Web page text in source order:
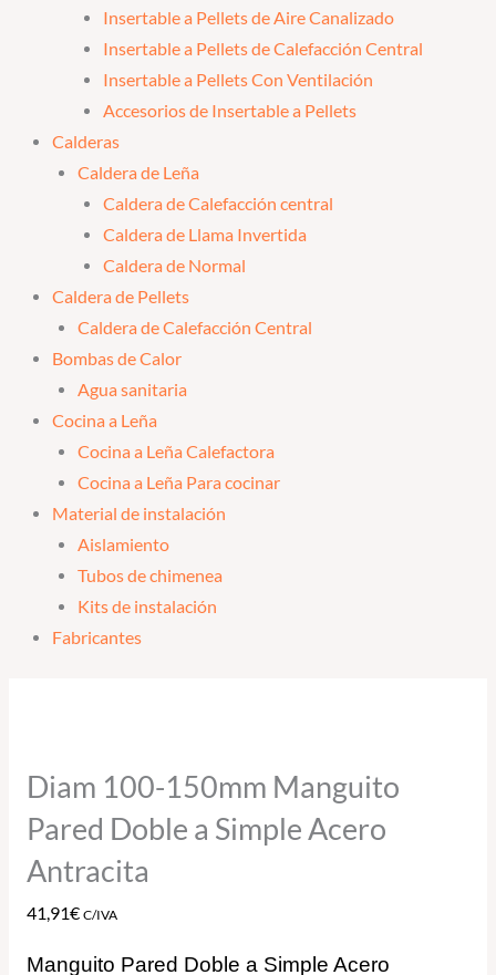
Insertable a Pellets de Aire Canalizado
Insertable a Pellets de Calefacción Central
Insertable a Pellets Con Ventilación
Accesorios de Insertable a Pellets
Calderas
Caldera de Leña
Caldera de Calefacción central
Caldera de Llama Invertida
Caldera de Normal
Caldera de Pellets
Caldera de Calefacción Central
Bombas de Calor
Agua sanitaria
Cocina a Leña
Cocina a Leña Calefactora
Cocina a Leña Para cocinar
Material de instalación
Aislamiento
Tubos de chimenea
Kits de instalación
Fabricantes
Diam 100-150mm Manguito
Pared Doble a Simple Acero
Antracita
41,91€ C/IVA
Manguito Pared Doble a Simple Acero